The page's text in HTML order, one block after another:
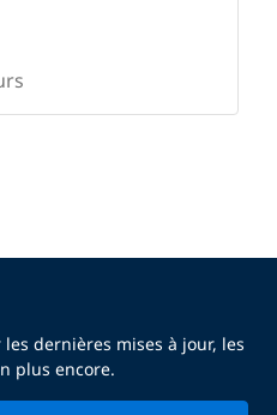
dernières mises à jour, les
plus encore.